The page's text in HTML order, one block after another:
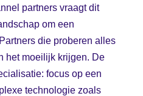
partners vraagt dit
om een
die proberen alles
het moeilijk krijgen. De
focus op een
technologie zoals